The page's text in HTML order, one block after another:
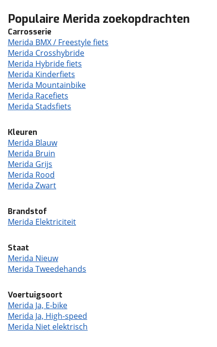
Populaire Merida zoekopdrachten
Carrosserie
Merida BMX / Freestyle fiets
Merida Crosshybride
Merida Hybride fiets
Merida Kinderfiets
Merida Mountainbike
Merida Racefiets
Merida Stadsfiets
Kleuren
Merida Blauw
Merida Bruin
Merida Grijs
Merida Rood
Merida Zwart
Brandstof
Merida Elektriciteit
Staat
Merida Nieuw
Merida Tweedehands
Voertuigsoort
Merida Ja, E-bike
Merida Ja, High-speed
Merida Niet elektrisch